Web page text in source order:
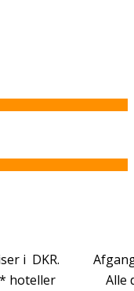
i DKR.
hoteller
Alle